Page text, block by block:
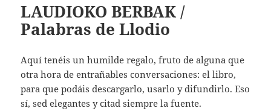
LAUDIOKO BERBAK /
Palabras de Llodio
Aquí tenéis un humilde regalo, fruto de alguna que
otra hora de entrañables conversaciones: el libro,
para que podáis descargarlo, usarlo y difundirlo. Eso
sí, sed elegantes y citad siempre la fuente.